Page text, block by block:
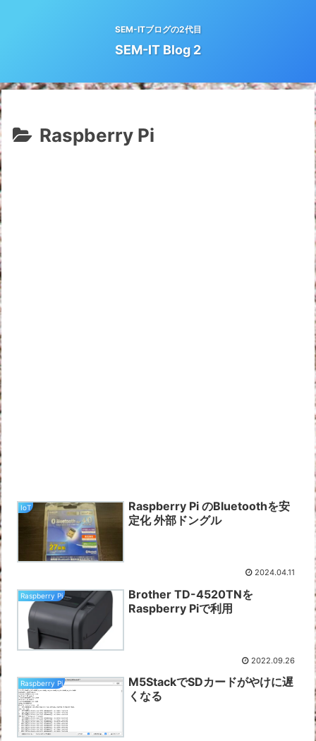
SEM-ITブログの2代目
SEM-IT Blog 2
Raspberry Pi
IoT
Raspberry Pi のBluetoothを安
定化 外部ドングル
2024.04.11
Raspberry Pi
Brother TD-4520TNを
Raspberry Piで利用
2022.09.26
Raspberry Pi
M5StackでSDカードがやけに遅
くなる